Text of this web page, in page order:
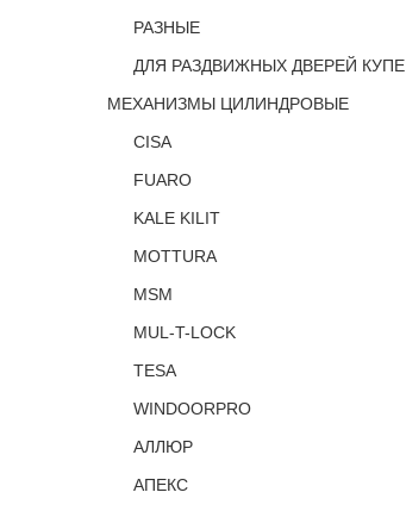
РАЗНЫЕ
ДЛЯ РАЗДВИЖНЫХ ДВЕРЕЙ КУПЕ
МЕХАНИЗМЫ ЦИЛИНДРОВЫЕ
CISA
FUARO
KALE KILIT
MOTTURA
MSM
MUL-T-LOCK
TESA
WINDOORPRO
АЛЛЮР
АПЕКС